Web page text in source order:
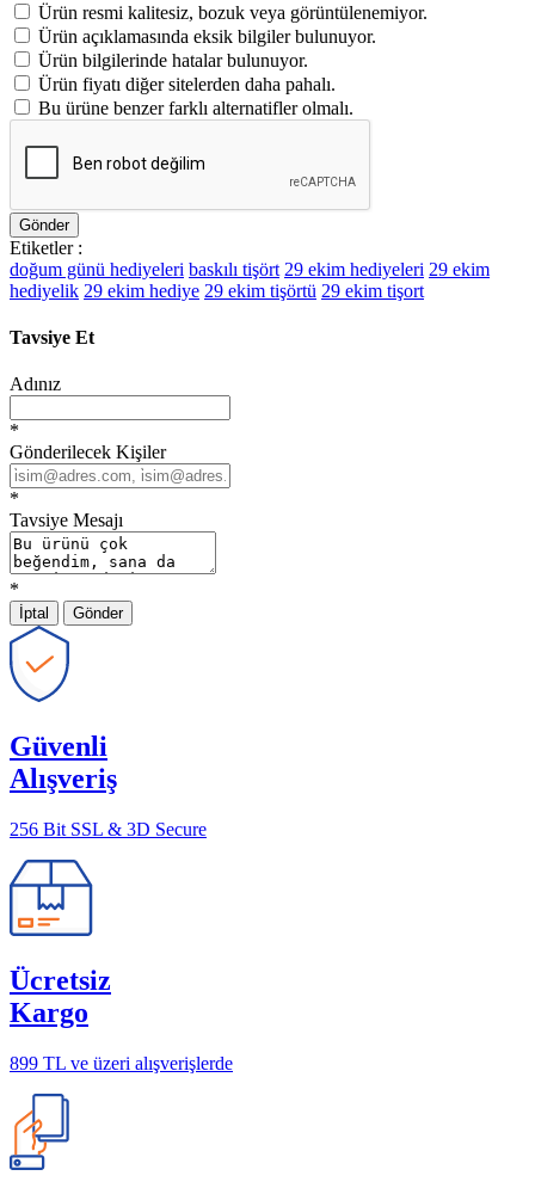
Ürün resmi kalitesiz, bozuk veya görüntülenemiyor.
Ürün açıklamasında eksik bilgiler bulunuyor.
Ürün bilgilerinde hatalar bulunuyor.
Ürün fiyatı diğer sitelerden daha pahalı.
Bu ürüne benzer farklı alternatifler olmalı.
Gönder
Etiketler :
doğum günü hediyeleri baskılı tişört 29 ekim hediyeleri 29 ekim
hediyelik 29 ekim hediye 29 ekim tişörtü 29 ekim tişort
Tavsiye Et
Adınız
*
Gönderilecek Kişiler
*
Tavsiye Mesajı
*
İptal Gönder
Güvenli
Alışveriş
256 Bit SSL & 3D Secure
Ücretsiz
Kargo
899 TL ve üzeri alışverişlerde